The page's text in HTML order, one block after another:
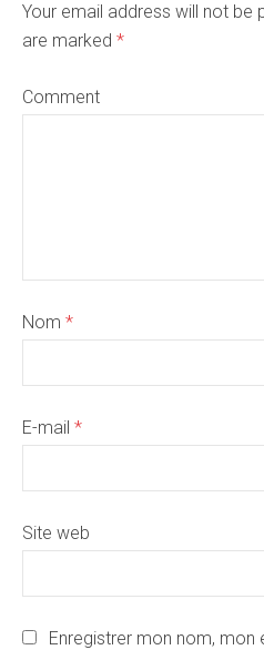
Your email address will not be
are marked *
Comment
Nom *
E-mail *
Site web
Enregistrer mon nom, mon